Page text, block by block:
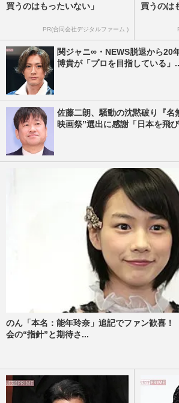
買うのはもったいない」
PR(合同会社デジタルファーム )
買うのは
関ジャニ∞・NEWS脱退から20
博貴が「プロを目指している」
佐藤二朗、騒動の沈黙破り『名
映画祭”選出に感謝「日本を飛
のん「本名：能年玲奈」追記でファン歓喜
会の“指針”と期待さ...